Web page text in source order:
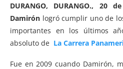
DURANGO, DURANGO., 20
Damirón logró cumplir uno de
importantes en los últimos
absoluto de La Carrera
Fue en 2009 cuando Damirón,